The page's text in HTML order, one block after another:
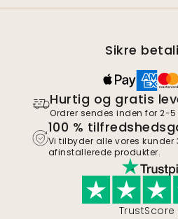
Sikre
Hurtig og gratis
Ordrer sendes inden for 2-
100 %
Vi tilbyder alle vores
afinstallerede produkter.
TrustScore